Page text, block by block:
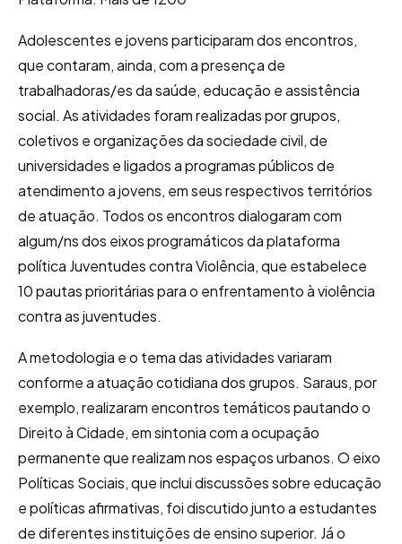
Adolescentes e jovens participaram dos encontros,
que contaram, ainda, com a presença de
trabalhadoras/es da saúde, educação e assistência
social. As atividades foram realizadas por grupos,
coletivos e organizações da sociedade civil, de
universidades e ligados a programas públicos de
atendimento a jovens, em seus respectivos territórios
de atuação. Todos os encontros dialogaram com
algum/ns dos eixos programáticos da plataforma
política Juventudes contra Violência, que estabelece
10 pautas prioritárias para o enfrentamento à violência
contra as juventudes.
A metodologia e o tema das atividades variaram
conforme a atuação cotidiana dos grupos. Saraus, por
exemplo, realizaram encontros temáticos pautando o
Direito à Cidade, em sintonia com a ocupação
permanente que realizam nos espaços urbanos. O eixo
Políticas Sociais, que inclui discussões sobre educação
e políticas afirmativas, foi discutido junto a estudantes
de diferentes instituições de ensino superior. Já o